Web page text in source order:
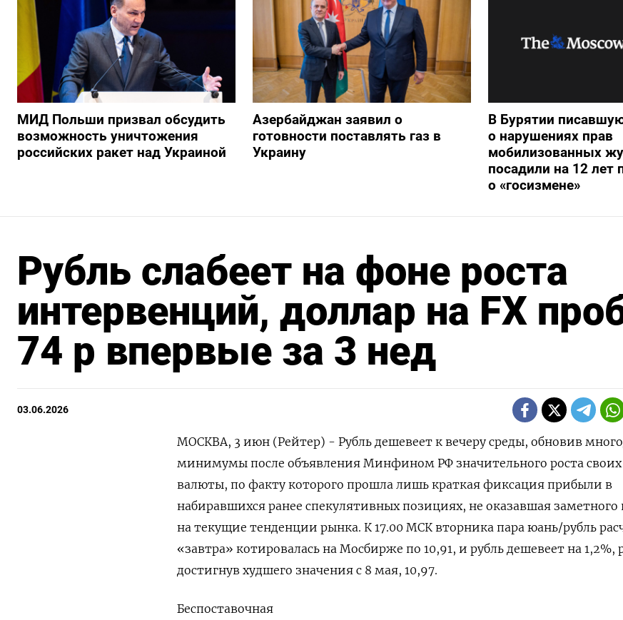
МИД Польши призвал обсудить
возможность уничтожения
российских ракет над Украиной
Азербайджан заявил о
готовности поставлять газ в
Украину
В Бурятии
о нарушениях прав
мобилизованных
посадили на 12 лет
о «госизмене»
Рубль слабеет на фоне роста
интервенций, доллар на FX
74 р впервые за 3 нед
03.06.2026
МОСКВА, 3 июн (Рейтер) - Рубль дешевеет к вечеру среды, обновив
минимумы после объявления Минфином РФ значительного роста своих
валюты, по факту которого прошла лишь краткая фиксация прибыли в
набиравшихся ранее спекулятивных позициях, не оказавшая
на текущие тенденции рынка. К 17.00 МСК вторника пара юань/рубль
«завтра» котировалась на Мосбирже по 10,91, и рубль ‌дешевеет на 1,2%,
достигнув худшего значения с 8 мая, 10,97.
Беспоставочная